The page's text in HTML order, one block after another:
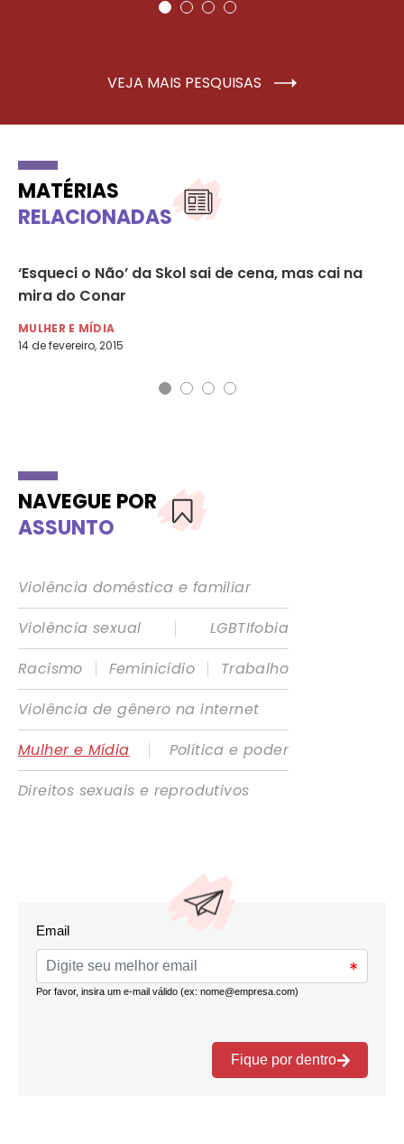
VEJA MAIS PESQUISAS
MATÉRIAS
RELACIONADAS
‘Esqueci o Não’ da Skol sai de cena, mas cai na
mira do Conar
MULHER E MÍDIA
14 de fevereiro, 2015
NAVEGUE POR
ASSUNTO
Violência doméstica e familiar
Violência sexual
|
LGBTIfobia
Racismo
| Feminicídio |
Trabalho
Violência de gênero na internet
Mulher e Mídia
|
Política e poder
Direitos sexuais e reprodutivos